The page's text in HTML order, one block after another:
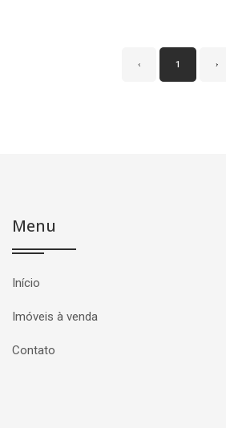
‹ 1 ›
Menu
Início
Imóveis à venda
Contato